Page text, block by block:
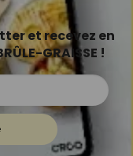
et recevez en
GRAISSE !